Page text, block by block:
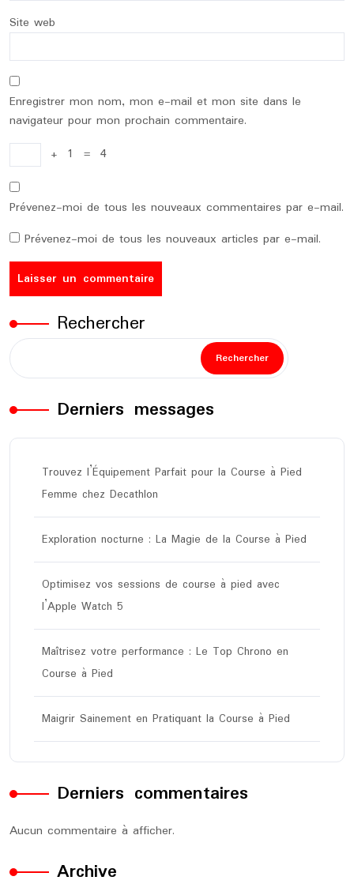
Site web
Enregistrer mon nom, mon e-mail et mon site dans le
navigateur pour mon prochain commentaire.
+ 1 = 4
Prévenez-moi de tous les nouveaux commentaires par e-mail.
Prévenez-moi de tous les nouveaux articles par e-mail.
Rechercher
Rechercher
Derniers messages
Trouvez l’Équipement Parfait pour la Course à Pied
Femme chez Decathlon
Exploration nocturne : La Magie de la Course à Pied
Optimisez vos sessions de course à pied avec
l’Apple Watch 5
Maîtrisez votre performance : Le Top Chrono en
Course à Pied
Maigrir Sainement en Pratiquant la Course à Pied
Derniers commentaires
Aucun commentaire à afficher.
Archive